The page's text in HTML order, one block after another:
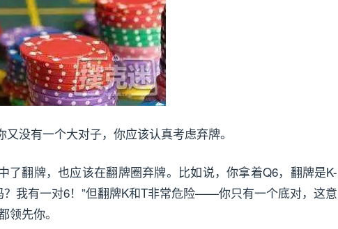
没有一个大对子，你应该认真考虑弃牌。
了翻牌，也应该在翻牌圈弃牌。比如说，你拿着Q6，翻牌是K-
？我有一对6！”但翻牌K和T非常危险——你只有一个底对，这意
先你。